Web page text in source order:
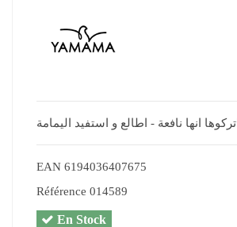
اتركوها انها نافعة - اطالع و استفيد اليمامة
EAN 6194036407675
Référence 014589
En Stock